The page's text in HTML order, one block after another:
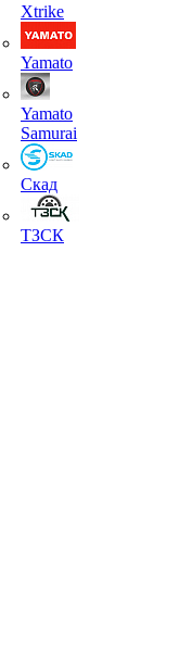
Xtrike
Yamato
Yamato
Samurai
Скад
ТЗСК